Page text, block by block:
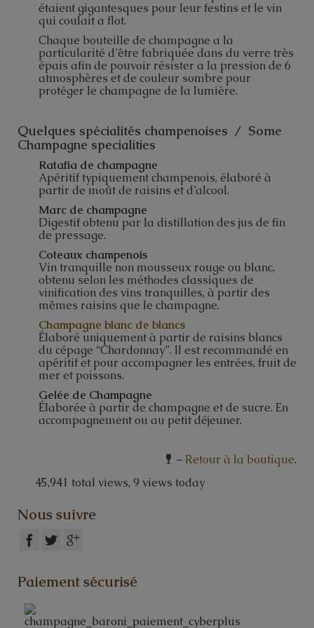
étaient gigantesques pour leur festins et le vin
qui coulait a flot.
Chaque bouteille de champagne a la
particularité d’être fabriquée dans du verre très
épais afin de pouvoir résister a la pression de 6
atmosphères et de couleur sombre pour
protéger le champagne de la lumière.
Quelques spécialités champenoises / Some
Champagne specialities
Ratafia de champagne
Apéritif typiquement champenois, élaboré à
partir de moût de raisins et d’alcool.
Marc de champagne
Digestif obtenu par la distillation des jus de fin
de pressage.
Coteaux champenois
Vin tranquille non mousseux rouge ou blanc,
obtenu selon les méthodes classiques de
vinification des vins tranquilles, à partir des
mêmes raisins que le champagne.
Champagne blanc de blancs
Élaboré uniquement à partir de raisins blancs
du cépage “Chardonnay”. Il est recommandé en
apéritif et pour accompagner les entrées, fruit de
mer et poissons.
Gelée de Champagne
Élaborée à partir de champagne et de sucre. En
accompagnement ou au petit déjeuner.
– Retour à la boutique.
45,941 total views, 9 views today
Nous suivre
Paiement sécurisé